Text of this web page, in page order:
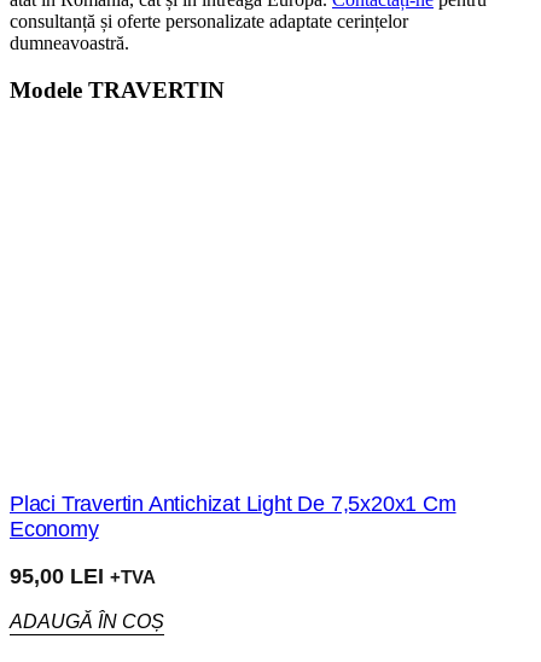
consultanță și oferte personalizate adaptate cerințelor
dumneavoastră.
Modele TRAVERTIN
Placi Travertin Antichizat Light De 7,5x20x1 Cm
Economy
95,00 LEI +TVA
ADAUGĂ ÎN COȘ